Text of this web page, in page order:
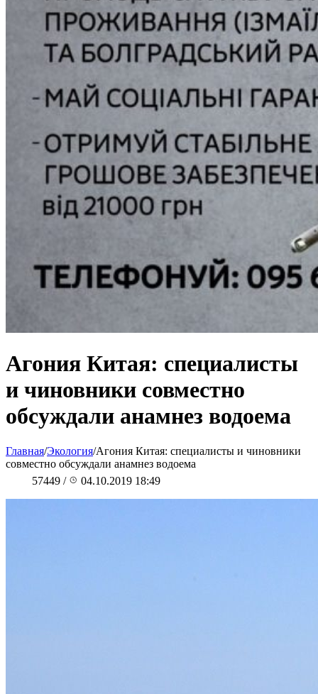
Агония Китая: специалисты
и чиновники совместно
обсуждали анамнез водоема
Главная/Экология/Агония Китая: специалисты и чиновники
совместно обсуждали анамнез водоема
57449 / 04.10.2019 18:49